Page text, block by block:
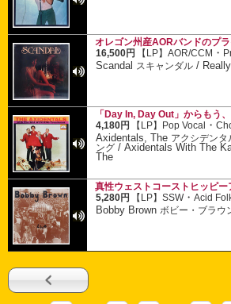
オレゴン州産AORバンドのプラ
16,500円
【LP】AOR/CCM ・
Scandal スキャンダル /
「Day In, Day Out」からもう
4,180円
【LP】 Pop Vocal ・
Axidentals, The アクシデンタ
ング /Axidentals With The
The
真性ウェストコーストヒッピー
5,280円
【LP】SSW・Acid
Bobby Brown ボビー・ブラウ